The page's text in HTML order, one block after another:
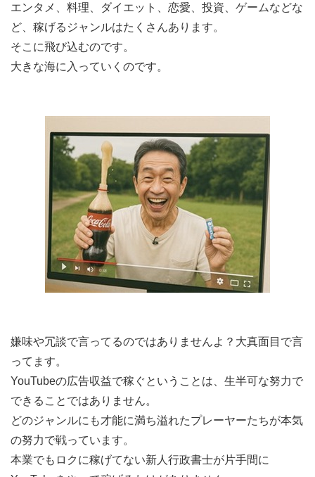
エンタメ、料理、ダイエット、恋愛、投資、ゲームなどな
ど、稼げるジャンルはたくさんあります。
そこに飛び込むのです。
大きな海に入っていくのです。
嫌味や冗談で言ってるのではありませんよ？大真面目で言
ってます。
YouTubeの広告収益で稼ぐということは、生半可な努力で
できることではありません。
どのジャンルにも才能に満ち溢れたプレーヤーたちが本気
の努力で戦っています。
本業でもロクに稼げてない新人行政書士が片手間に